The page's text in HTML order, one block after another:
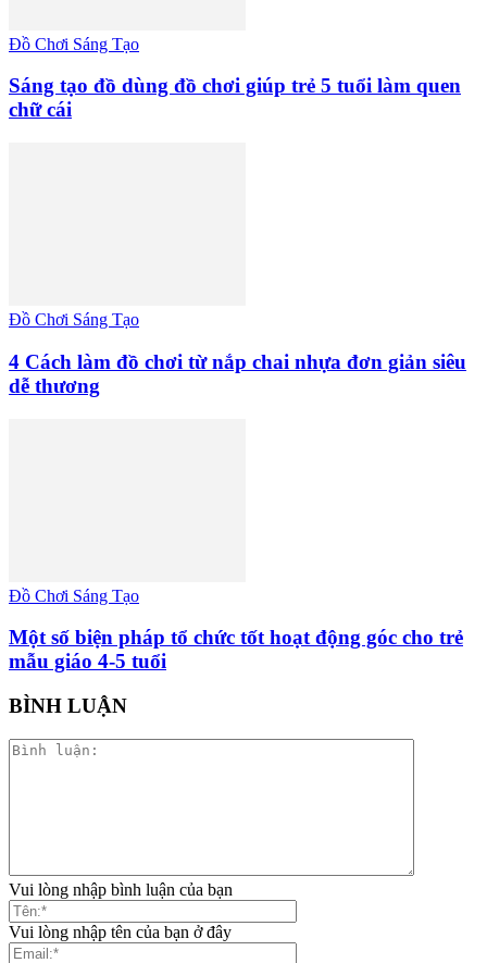
Đồ Chơi Sáng Tạo
Sáng tạo đồ dùng đồ chơi giúp trẻ 5 tuổi làm quen
chữ cái
Đồ Chơi Sáng Tạo
4 Cách làm đồ chơi từ nắp chai nhựa đơn giản siêu
dễ thương
Đồ Chơi Sáng Tạo
Một số biện pháp tổ chức tốt hoạt động góc cho trẻ
mẫu giáo 4-5 tuổi
BÌNH LUẬN
Vui lòng nhập bình luận của bạn
Vui lòng nhập tên của bạn ở đây